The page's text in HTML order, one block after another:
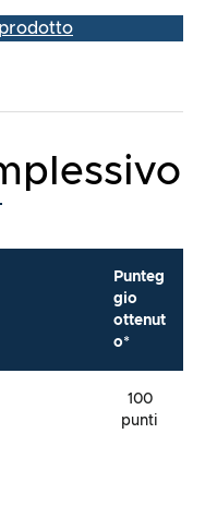
prodotto
Punteg
gio
ottenut
o*
100
punti